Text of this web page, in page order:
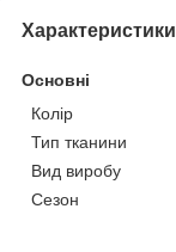
Характеристики
Основні
Колір
Тип тканини
Вид виробу
Сезон